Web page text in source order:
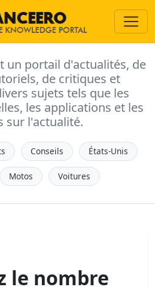
un portail d'actualités, de
de critiques et
sujets tels que les
les applications et les
sur l'actualité.
Conseils États-Unis
Motos Voitures
le nombre